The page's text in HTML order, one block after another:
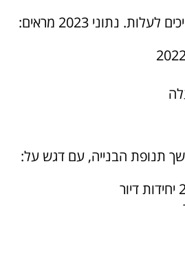
נתוני 2023 מראים: